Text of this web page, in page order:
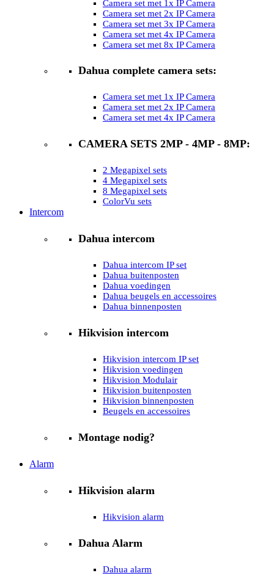
Camera set met 1x IP Camera
Camera set met 2x IP Camera
Camera set met 3x IP Camera
Camera set met 4x IP Camera
Camera set met 8x IP Camera
Dahua complete camera sets:
Camera set met 1x IP Camera
Camera set met 2x IP Camera
Camera set met 4x IP Camera
CAMERA SETS 2MP - 4MP - 8MP:
2 Megapixel sets
4 Megapixel sets
8 Megapixel sets
ColorVu sets
Intercom
Dahua intercom
Dahua intercom IP set
Dahua buitenposten
Dahua voedingen
Dahua beugels en accessoires
Dahua binnenposten
Hikvision intercom
Hikvision intercom IP set
Hikvision voedingen
Hikvision Modulair
Hikvision buitenposten
Hikvision binnenposten
Beugels en accessoires
Montage nodig?
Alarm
Hikvision alarm
Hikvision alarm
Dahua Alarm
Dahua alarm